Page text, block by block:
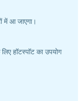
आ जाएगा।
हॉटस्पॉट का उपयोग